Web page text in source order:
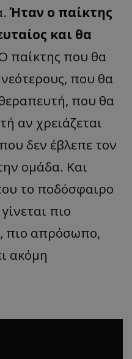
Ήταν ο παίκτης
και θα
παίκτης που θα
που θα
που θα
αν χρειάζεται
δεν έβλεπε τον
ομάδα. Και
το ποδόσφαιρο
πιο
πιο απρόσωπο,
ακόμη